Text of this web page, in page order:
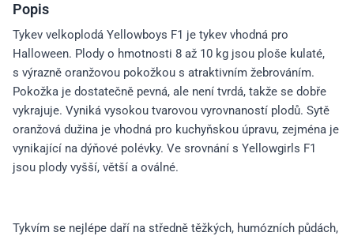
Popis
Tykev velkoplodá Yellowboys F1 je tykev vhodná pro
Halloween. Plody o hmotnosti 8 až 10 kg jsou ploše kulaté,
s výrazně oranžovou pokožkou s atraktivním žebrováním.
Pokožka je dostatečně pevná, ale není tvrdá, takže se dobře
vykrajuje. Vyniká vysokou tvarovou vyrovnaností plodů. Sytě
oranžová dužina je vhodná pro kuchyňskou úpravu, zejména je
vynikající na dýňové polévky. Ve srovnání s Yellowgirls F1
jsou plody vyšší, větší a oválné.
Tykvím se nejlépe daří na středně těžkých, humózních půdách,